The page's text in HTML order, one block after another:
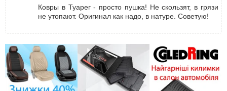
Ковры в Туарег - просто пушка! Не скользят, в грязи
не утопают. Оригинал как надо, в натуре. Советую!